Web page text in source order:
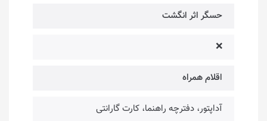
حسگر اثر انگشت
❌
اقلام همراه
آداپتور، دفترچه راهنما، کارت گارانتی